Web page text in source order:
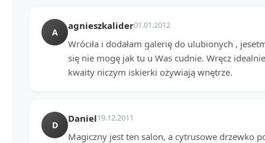
A
agnieszkalider01.01.2012
Wróciła i dodałam galerię do ulubionych ,
się nie mogę jak tu u Was cudnie. Wręcz
kwaity niczym iskierki ożywiają wnętrze.
D
Daniel19.12.2011
Magiczny jest ten salon, a cytrusowe drzewko